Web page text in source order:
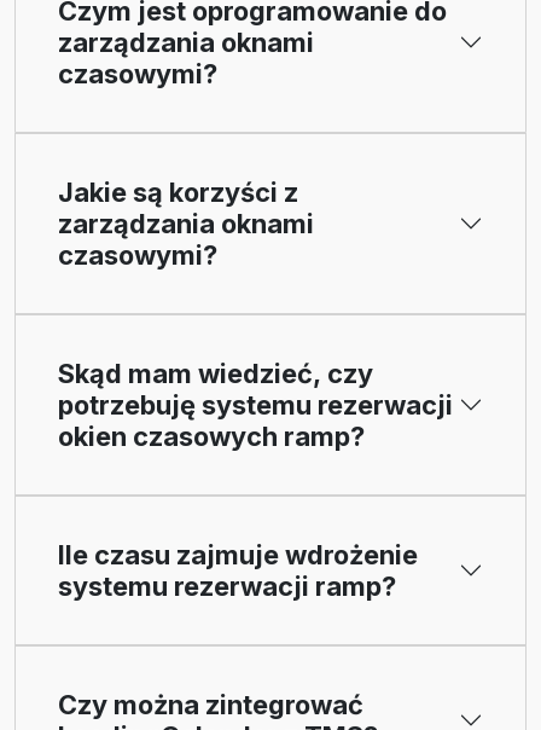
Czym jest oprogramowanie do
zarządzania oknami
czasowymi?
Jakie są korzyści z
zarządzania oknami
czasowymi?
Skąd mam wiedzieć, czy
potrzebuję systemu rezerwacji
okien czasowych ramp?
Ile czasu zajmuje wdrożenie
systemu rezerwacji ramp?
Czy można zintegrować